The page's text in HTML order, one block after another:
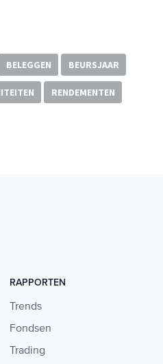
BELEGGEN BEURSJAAR
RENDEMENTEN
RAPPORTEN
Trends
Fondsen
Trading